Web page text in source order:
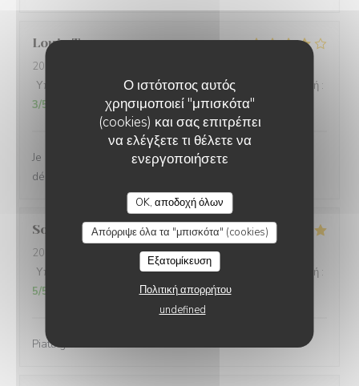
Ο ιστότοπος αυτός
χρησιμοποιεί "μπισκότα"
(cookies) και σας επιτρέπει
να ελέγξετε τι θέλετε να
ενεργοποιήσετε
OK, αποδοχή όλων
Απόρριψε όλα τα "μπισκότα" (cookies)
Εξατομίκευση
Πολιτική απορρήτου
undefined
Louis T
2026-08-04
Υπηρεσία
Ατμόσφαιρα:5/5 Μενού:4 Ποιότητα / Τιμή :
3/5
Je recommande. Le cadre ainsi que les plats sont
délicieux. Personnel agréable.
Sonja
2026-08-06
- 20:00 - καλεσμένοι 5
Υπηρεσία
Ατμόσφαιρα:5/5 Μενού Ποιότητα / Τιμή :
5/5
Piatti gustosi in una location molto bella
LA PLAGE DE L'ÎLE D'OR